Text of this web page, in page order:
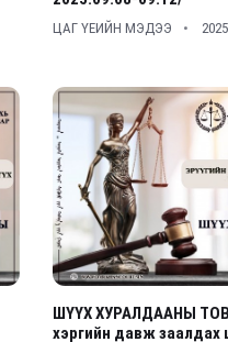
ЦАГ ҮЕИЙН МЭДЭЭ
ШҮҮХ ХУРАЛДААНЫ ТОВ
хэргийн давж заалдах